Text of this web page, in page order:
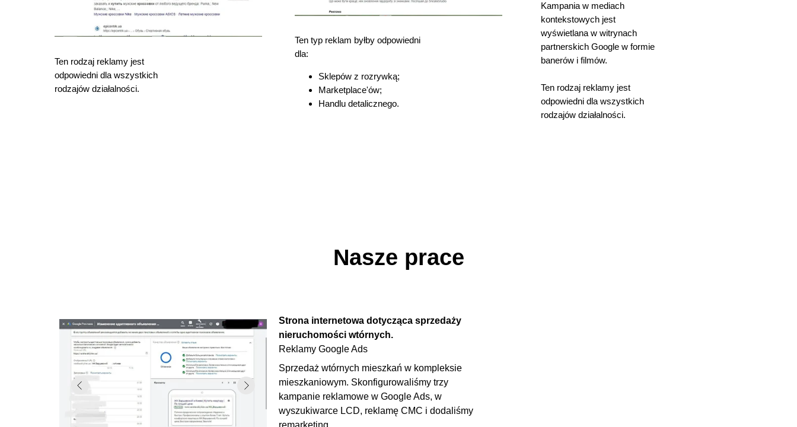
Ten rodzaj reklamy jest
odpowiedni dla wszystkich
rodzajów działalności.
Ten typ reklam byłby odpowiedni
dla:
Sklepów z rozrywką;
Marketplace'ów;
Handlu detalicznego.
Kampania w mediach
kontekstowych jest
wyświetlana w witrynach
partnerskich Google w formie
banerów i filmów.
Ten rodzaj reklamy jest
odpowiedni dla wszystkich
rodzajów działalności.
Nasze prace
Strona internetowa dotycząca sprzedaży
nieruchomości wtórnych.
Reklamy Google Ads
Sprzedaż wtórnych mieszkań w kompleksie
mieszkaniowym. Skonfigurowaliśmy trzy
kampanie reklamowe w Google Ads, w
wyszukiwarce LCD, reklamę CMC i dodaliśmy
remarketing.